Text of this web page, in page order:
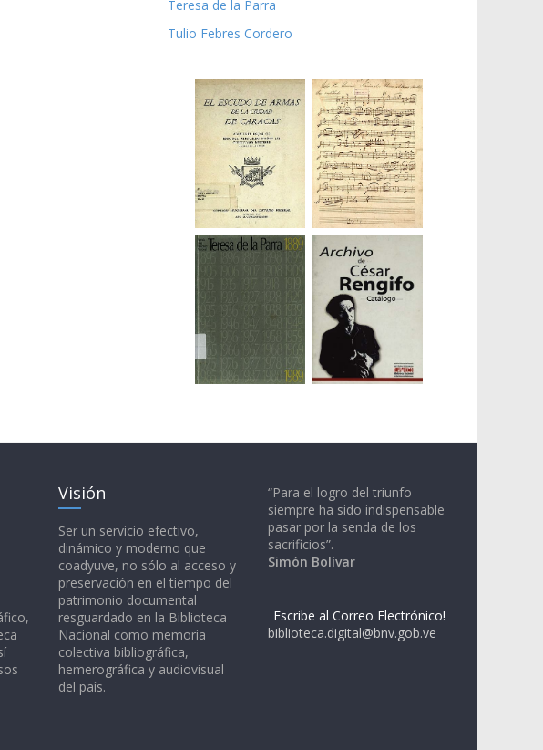
Teresa de la Parra
Tulio Febres Cordero
Visión
Ser un servicio efectivo,
dinámico y moderno que
coadyuve, no sólo al acceso y
preservación en el tiempo del
patrimonio documental
resguardado en la Biblioteca
Nacional como memoria
colectiva bibliográfica,
hemerográfica y audiovisual
del país.
“Para el logro del triunfo
siempre ha sido indispensable
pasar por la senda de los
sacrificios”.
Simón Bolívar
Escribe al Correo Electrónico!
biblioteca.digital@bnv.gob.ve